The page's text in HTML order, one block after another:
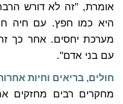
אומרת, "זה לא דורש
היא כמו חפץ. עם חיה
מערכת יחסים. אחר כך זה
עם בני אדם".
חולים, בריאים וחיות
מחקרים רבים מחזקים